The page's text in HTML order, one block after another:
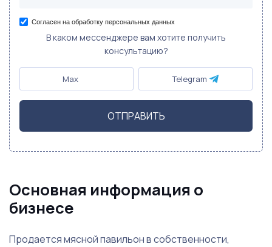
Согласен на обработку персональных данных
В каком мессенджере вам хотите получить
консультацию?
Max Telegram
ОТПРАВИТЬ
Основная информация о
бизнесе
Продается мясной павильон в собственности,